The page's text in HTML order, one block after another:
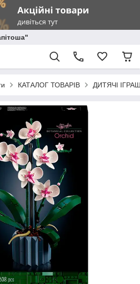
КАТАЛОГ ТОВАРІВ ДИТЯЧІ